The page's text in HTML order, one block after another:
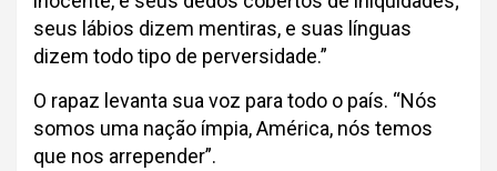
seus lábios dizem mentiras, e suas línguas
dizem todo tipo de perversidade.”
O rapaz levanta sua voz para todo o país. “Nós
somos uma nação ímpia, América, nós temos
que nos arrepender”.